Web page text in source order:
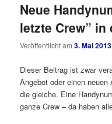
Neue
letzte Crew” in
Veröffentlicht am3. Mai 2013
Dieser Beitrag ist zwar
Angebot oder einen
die gleiche. Eine
ganze Crew – da haben